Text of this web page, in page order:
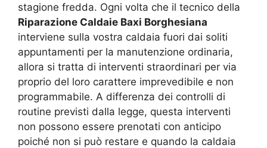
stagione fredda. Ogni volta che il tecnico della
Riparazione Caldaie Baxi Borghesiana
interviene sulla vostra caldaia fuori dai soliti
appuntamenti per la manutenzione ordinaria,
allora si tratta di interventi straordinari per via
proprio del loro carattere imprevedibile e non
programmabile. A differenza dei controlli di
routine previsti dalla legge, questa interventi
non possono essere prenotati con anticipo
poiché non si può restare e quando la caldaia